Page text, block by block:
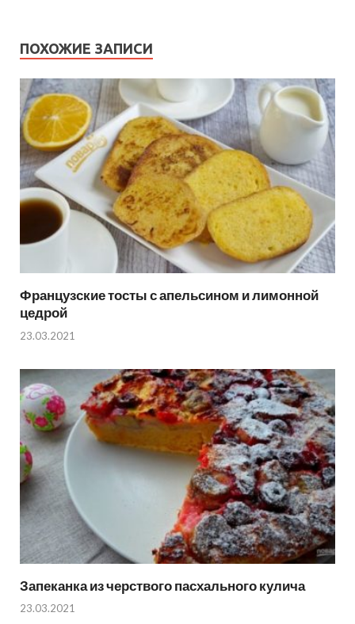
ПОХОЖИЕ ЗАПИСИ
Французские тосты с апельсином и лимонной
цедрой
23.03.2021
Запеканка из черствого пасхального кулича
23.03.2021